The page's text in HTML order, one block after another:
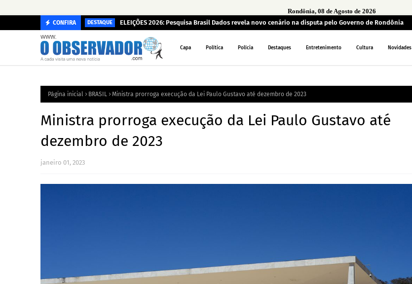
Rondônia, 08 de Agosto de 2026
CONFIRA DESTAQUE ELEIÇÕES 2026: Pesquisa Brasil Dados revela novo cenário na disputa pelo Governo de Rondônia
Capa Política Polícia Destaques Entretenimento Cultura Novidades
Página inicial BRASIL Ministra prorroga execução da Lei Paulo Gustavo até dezembro de 2023
Ministra prorroga execução da Lei Paulo Gustavo até
dezembro de 2023
janeiro 01, 2023